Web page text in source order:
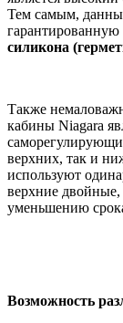
Тем самым,
силикона
Также
кабины Niagara
верхних, так и
используют
верхние двойные,
уменьшению
Возможность